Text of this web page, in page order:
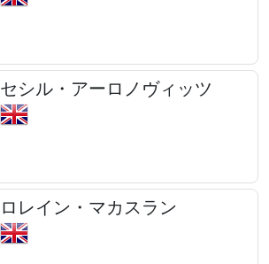
セシル・アーロノヴィッツ
ロレイン・マカスラン